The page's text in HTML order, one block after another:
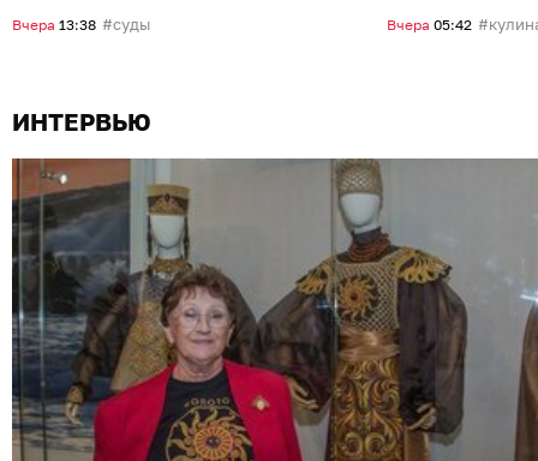
Вчера 13:38 суды Вчера 05:42
ИНТЕРВЬЮ